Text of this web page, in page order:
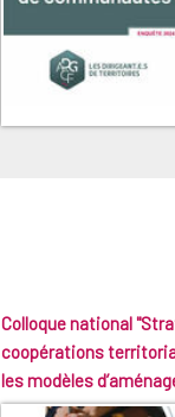
Colloque national
coopérations
les modèles